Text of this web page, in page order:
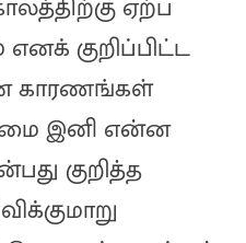
ஏற்ப
குறிப்பிட்ட
காரணங்கள்
இனி என்ன
குறித்த